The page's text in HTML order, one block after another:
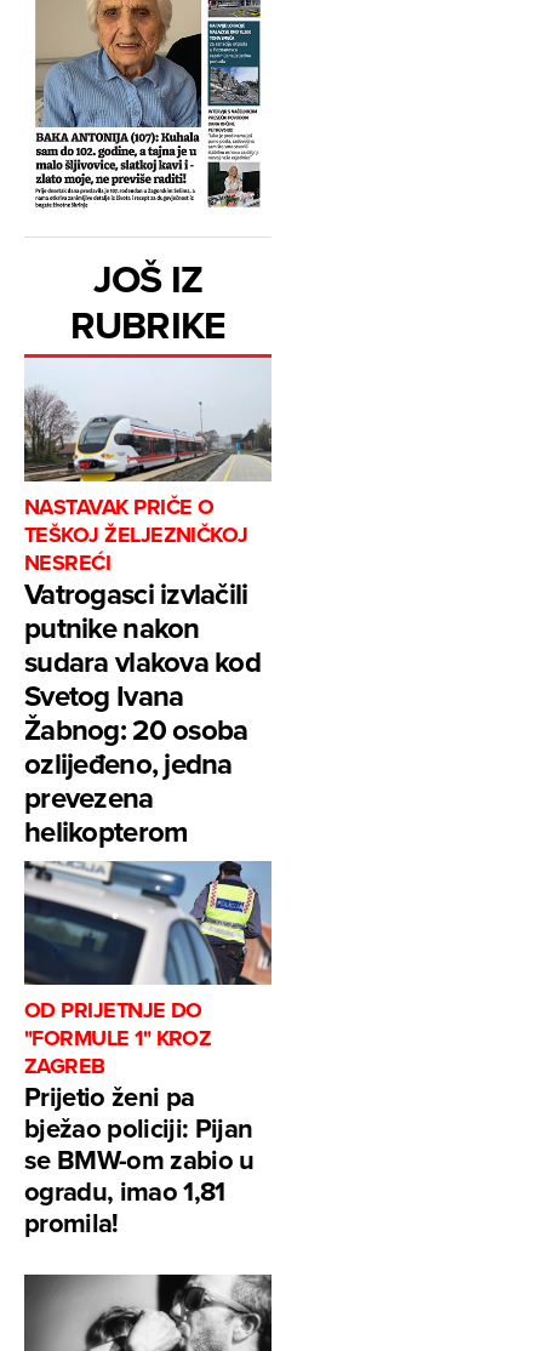
JOŠ IZ
RUBRIKE
NASTAVAK PRIČE O
TEŠKOJ ŽELJEZNIČKOJ
NESREĆI
Vatrogasci izvlačili
putnike nakon
sudara vlakova kod
Svetog Ivana
Žabnog: 20 osoba
ozlijeđeno, jedna
prevezena
helikopterom
OD PRIJETNJE DO
"FORMULE 1" KROZ
ZAGREB
Prijetio ženi pa
bježao policiji: Pijan
se BMW-om zabio u
ogradu, imao 1,81
promila!